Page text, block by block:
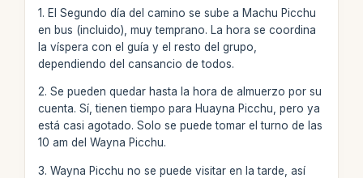
1. El Segundo día del camino se sube a Machu Picchu
en bus (incluido), muy temprano. La hora se coordina
la víspera con el guía y el resto del grupo,
dependiendo del cansancio de todos.
2. Se pueden quedar hasta la hora de almuerzo por su
cuenta. Sí, tienen tiempo para Huayna Picchu, pero ya
está casi agotado. Solo se puede tomar el turno de las
10 am del Wayna Picchu.
3. Wayna Picchu no se puede visitar en la tarde, así